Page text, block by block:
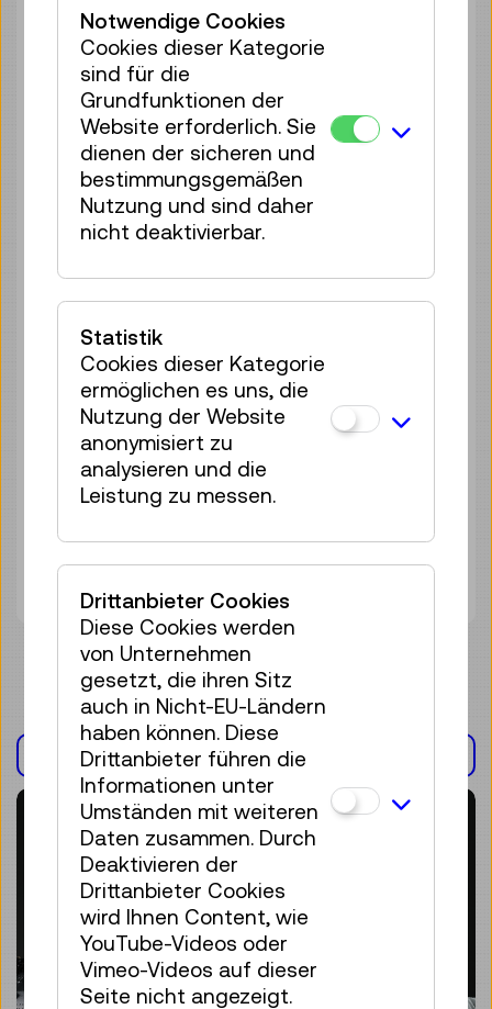
Führung / Aktion
keine Anmeldung
Sa 22.08. 10:00–17:00
Führung / Aktion
keine Anmeldung
So 23.08. 10:00–17:00
Führung / Aktion
keine Anmeldung
Sa 29.08. 10:00–17:00
Führung / Aktion
keine Anmeldung
So 30.08. 10:00–17:00
Führung / Aktion
keine Anmeldung
AUSSTELLUNG(EN)
Notwendige Cookies
Cookies dieser Kategorie
sind für die
Grundfunktionen der
Website erforderlich. Sie
dienen der sicheren und
bestimmungsgemäßen
Nutzung und sind daher
nicht deaktivierbar.
Statistik
Cookies dieser Kategorie
ermöglichen es uns, die
Nutzung der Website
anonymisiert zu
analysieren und die
Leistung zu messen.
Drittanbieter Cookies
Diese Cookies werden
von Unternehmen
gesetzt, die ihren Sitz
auch in Nicht-EU-Ländern
haben können. Diese
Drittanbieter führen die
Informationen unter
Umständen mit weiteren
Daten zusammen. Durch
Deaktivieren der
Drittanbieter Cookies
wird Ihnen Content, wie
YouTube-Videos oder
Vimeo-Videos auf dieser
Seite nicht angezeigt.